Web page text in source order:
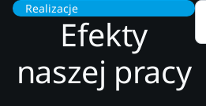
Realizacje
Efekty
naszej pracy